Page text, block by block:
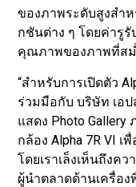
ของภาพระดับสูงสำ
กชันต่าง ๆ โดยค่ารูรั
คุณภาพของภาพที่สม่
“สำหรับการเปิดตัว
ร่วมมือกับ บริษัท เอป
แสดง Photo
กล้อง Alpha 7R VI
โดยเราเล็งเห็นถึงค
ผู้นำตลาดด้านเครื่อ